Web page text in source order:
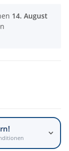
14. August